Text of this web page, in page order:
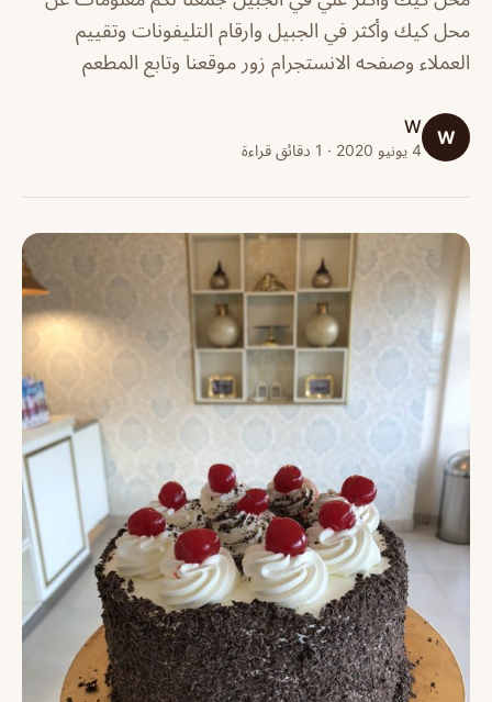
محل كيك وأكثر في الجبيل وارقام التليفونات وتقييم
العملاء وصفحه الانستجرام زور موقعنا وتابع المطعم
W
W
4 يونيو 2020 · 1 دقائق قراءة